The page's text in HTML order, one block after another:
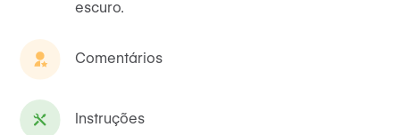
escuro.
Comentários
Instruções